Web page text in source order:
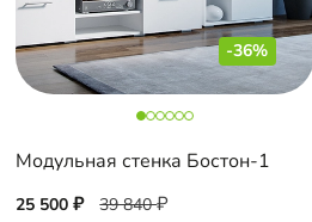
-36%
Модульная стенка Бостон-1
25 500 39 840